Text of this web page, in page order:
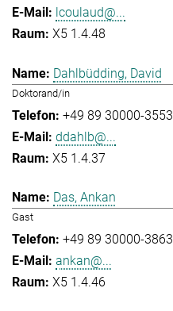
lcoulaud@...
X5 1.4.48
Dahlbüdding, David
Doktorand/in
+49 89 30000-3553
ddahlb@...
X5 1.4.37
Das, Ankan
Gast
+49 89 30000-3863
ankan@...
X5 1.4.46